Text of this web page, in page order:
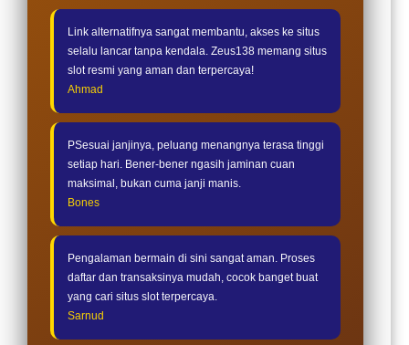
Link alternatifnya sangat membantu, akses ke situs
selalu lancar tanpa kendala. Zeus138 memang situs
slot resmi yang aman dan terpercaya!
Ahmad
PSesuai janjinya, peluang menangnya terasa tinggi
setiap hari. Bener-bener ngasih jaminan cuan
maksimal, bukan cuma janji manis.
Bones
Pengalaman bermain di sini sangat aman. Proses
daftar dan transaksinya mudah, cocok banget buat
yang cari situs slot terpercaya.
Sarnud